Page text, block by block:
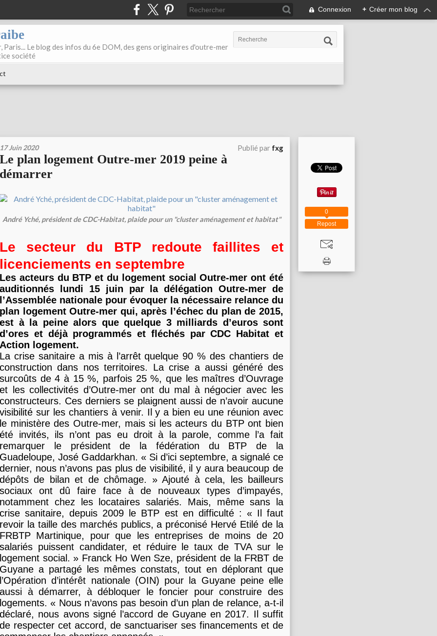
Connexion + Créer mon blog
Paris... Le blog des infos du 6e DOM, des gens originaires d'outre-mer
société
17 Juin 2020 Publié par fxg
Le plan logement Outre-mer 2019 peine à
démarrer
André Yché, président de CDC-Habitat, plaide pour un "cluster aménagement et habitat"
Le secteur du BTP redoute faillites et
licenciements en septembre
Les acteurs du BTP et du logement social Outre-mer ont été
auditionnés lundi 15 juin par la délégation Outre-mer de
l’Assemblée nationale pour évoquer la nécessaire relance du
plan logement Outre-mer qui, après l’échec du plan de 2015,
est à la peine alors que quelque 3 milliards d’euros sont
d’ores et déjà programmés et fléchés par CDC Habitat et
Action logement.
La crise sanitaire a mis à l’arrêt quelque 90 % des chantiers de
construction dans nos territoires. La crise a aussi généré des
surcoûts de 4 à 15 %, parfois 25 %, que les maîtres d’Ouvrage
et les collectivités d’Outre-mer ont du mal à négocier avec les
constructeurs. Ces derniers se plaignent aussi de n’avoir aucune
visibilité sur les chantiers à venir. Il y a bien eu une réunion avec
le ministère des Outre-mer, mais si les acteurs du BTP ont bien
été invités, ils n’ont pas eu droit à la parole, comme l’a fait
remarquer le président de la fédération du BTP de la
Guadeloupe, José Gaddarkhan. « Si d’ici septembre, a signalé ce
dernier, nous n’avons pas plus de visibilité, il y aura beaucoup de
dépôts de bilan et de chômage. » Ajouté à cela, les bailleurs
sociaux ont dû faire face à de nouveaux types d’impayés,
notamment chez les locataires salariés. Mais, même sans la
crise sanitaire, depuis 2009 le BTP est en difficulté : « Il faut
revoir la taille des marchés publics, a préconisé Hervé Etilé de la
FRBTP Martinique, pour que les entreprises de moins de 20
salariés puissent candidater, et réduire le taux de TVA sur le
logement social. » Franck Ho Wen Sze, président de la FRBT de
Guyane a partagé les mêmes constats, tout en déplorant que
l’Opération d’intérêt nationale (OIN) pour la Guyane peine elle
aussi à démarrer, à débloquer le foncier pour construire des
logements. « Nous n’avons pas besoin d’un plan de relance, a-t-il
déclaré, nous avons signé l’accord de Guyane en 2017. Il suffit
de respecter cet accord, de sanctuariser ses financements et de
Repost
0